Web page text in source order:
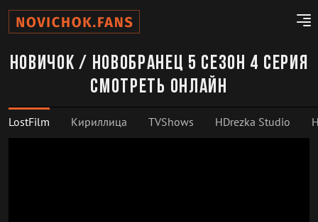
Новичок / Новобранец 5 сезон 4 серия
смотреть онлайн
LostFilm Кириллица TVShows HDrezka Studio